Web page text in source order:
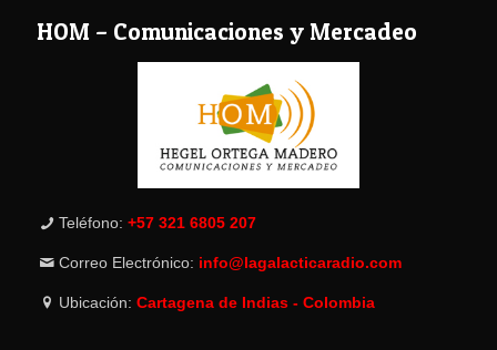
HOM – Comunicaciones y Mercadeo
Teléfono: +57 321 6805 207
Correo Electrónico: info@lagalacticaradio.com
Ubicación: Cartagena de Indias - Colombia